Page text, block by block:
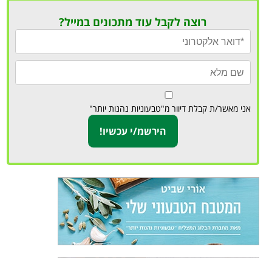
רוצה לקבל עוד מתכונים במייל?
אני מאשר/ת קבלת דיוור מ"טבעוניות נהנות יותר"